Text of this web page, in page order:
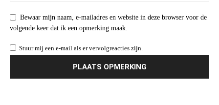
Bewaar mijn naam, e-mailadres en website in deze browser voor de
volgende keer dat ik een opmerking maak.
Stuur mij een e-mail als er vervolgreacties zijn.